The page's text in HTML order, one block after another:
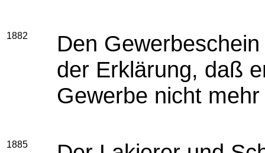
1882
Den
der Erklärung, daß
Gewerbe nicht
1885